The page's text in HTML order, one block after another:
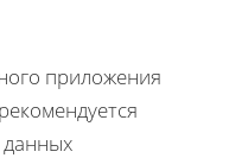
приложения